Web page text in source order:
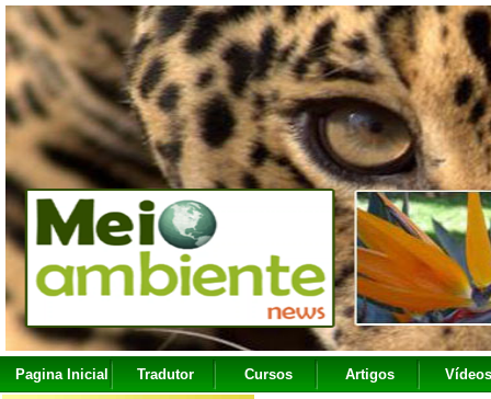
Pagina Inicial Tradutor Cursos Artigos Vídeos